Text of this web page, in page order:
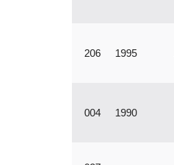
206 1995
004 1990